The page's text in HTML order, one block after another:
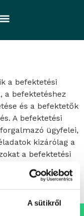
A sütikről
a befektetési
a befektetéshez
és a befektetők
A befektetési
ügyfelei,
kizárólag a
a befektetési
az ügyfelek
növelik.